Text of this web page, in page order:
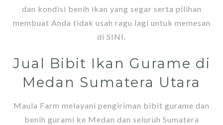
dan kondisi benih ikan yang segar serta pilihan
membuat Anda tidak usah ragu lagi untuk memesan
di SINI.
Jual Bibit Ikan Gurame di
Medan Sumatera Utara
Maula Farm melayani pengiriman bibit gurame dan
benih gurami ke Medan dan seluruh Sumatera